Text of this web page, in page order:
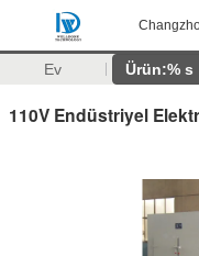
Ev Ürün:% s
110V Endüstriyel